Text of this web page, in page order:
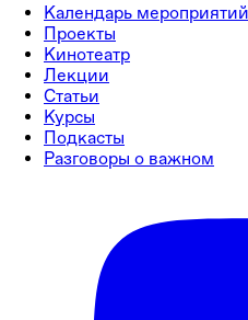
Календарь мероприятий
Проекты
Кинотеатр
Лекции
Статьи
Курсы
Подкасты
Разговоры о важном